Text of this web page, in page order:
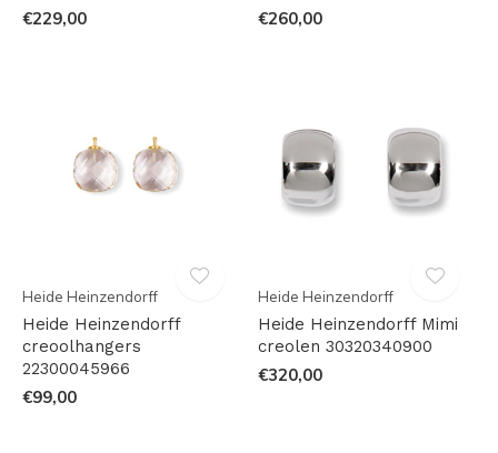
€229,00 €260,00
Heide Heinzendorff
Heide Heinzendorff
creoolhangers
22300045966
€99,00
Heide Heinzendorff
Heide Heinzendorff Mimi
creolen 30320340900
€320,00